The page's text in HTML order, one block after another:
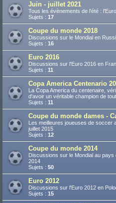
Juin - juillet 2021
Tous les évènements de l'été :
Sujets : 17
Coupe du monde 2018
Discussions sur le Mondial en
Sujets : 16
Euro 2016
Discussions sur l'Euro 2016 en
Sujets : 11
Copa America Centenario
La Copa America du centenaire,
d'avoir un véritable champion de
Sujets : 11
Coupe du monde dames -
Les meilleures joueuses de soccer
juillet 2015
Sujets : 12
Coupe du monde 2014
Discussions sur le Mondial au pays
2014
Sujets : 50
Euro 2012
Discussions sur l'Euro 2012 en
Sujets : 15